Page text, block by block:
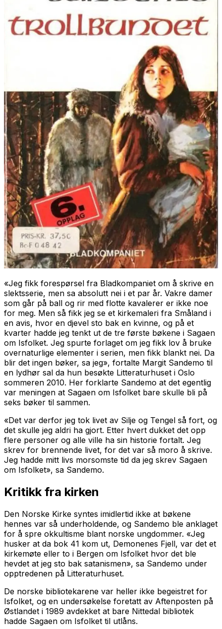
«Jeg fikk forespørsel fra Bladkompaniet om å skrive en
slektsserie, men sa absolutt nei i et par år. Vakre damer
som går på ball og rir med flotte kavalerer er ikke noe
for meg. Men så fikk jeg se et kirkemaleri fra Småland i
en avis, hvor en djevel sto bak en kvinne, og på et
kvarter hadde jeg tenkt ut de tre første bøkene i Sagaen
om Isfolket. Jeg spurte forlaget om jeg fikk lov å bruke
overnaturlige elementer i serien, men fikk blankt nei. Da
blir det ingen bøker, sa jeg», fortalte Margit Sandemo til
en lydhør sal da hun besøkte Litteraturhuset i Oslo
sommeren 2010. Her forklarte Sandemo at det egentlig
var meningen at Sagaen om Isfolket bare skulle bli på
seks bøker til sammen.
«Det var derfor jeg tok livet av Silje og Tengel så fort, og
det skulle jeg aldri ha gjort. Etter hvert dukket det opp
flere personer og alle ville ha sin historie fortalt. Jeg
skrev for brennende livet, for det var så moro å skrive.
Jeg hadde mitt livs morsomste tid da jeg skrev Sagaen
om Isfolket», sa Sandemo.
Kritikk fra kirken
Den Norske Kirke syntes imidlertid ikke at bøkene
hennes var så underholdende, og Sandemo ble anklaget
for å spre okkultisme blant norske ungdommer. «Jeg
husker at da bok 41 kom ut, Demonenes Fjell, var det et
kirkemøte eller to i Bergen om Isfolket hvor det ble
hevdet at jeg sto bak satanismen», sa Sandemo under
opptredenen på Litteraturhuset.
De norske bibliotekarene var heller ikke begeistret for
Isfolket, og en undersøkelse foretatt av Aftenposten på
Østlandet i 1989 avdekket at bare Nittedal bibliotek
hadde Sagaen om Isfolket til utlåns.